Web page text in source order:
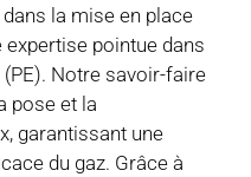
la mise en place
expertise pointue dans
Notre savoir-faire
pose et la
garantissant une
du gaz. Grâce à